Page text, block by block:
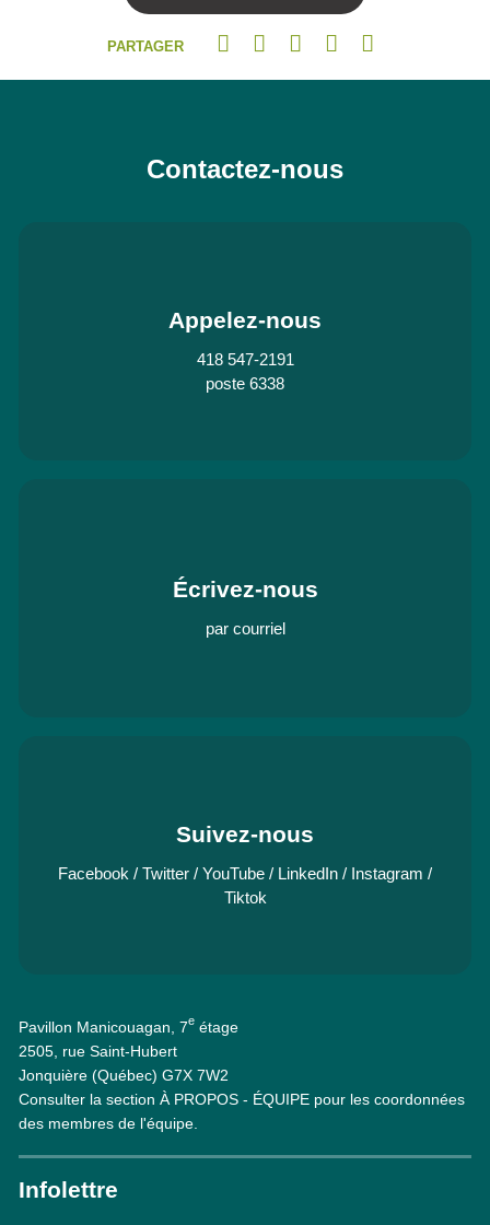
PARTAGER
Contactez-nous
Appelez-nous
418 547-2191
poste 6338
Écrivez-nous
par courriel
Suivez-nous
Facebook / Twitter / YouTube / LinkedIn / Instagram /
Tiktok
Pavillon Manicouagan, 7e étage
2505, rue Saint-Hubert
Jonquière (Québec) G7X 7W2
Consulter la section À PROPOS - ÉQUIPE pour les coordonnées
des membres de l'équipe.
Infolettre